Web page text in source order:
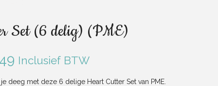
Set (6 delig) (PME)
Inclusief BTW
deeg met deze 6 delige Heart Cutter Set van PME.